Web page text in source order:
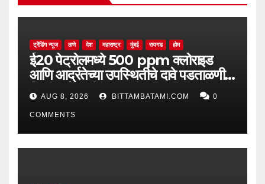
ट्रेंडिंग न्यूज ठाणे देश महाराष्ट्र मुंबई रायगड होम
ई20 पेट्रोलमध्ये 500 ppm क्लोराइड
आणि आर्द्रतेच्या उपस्थितीचे दावे पडताळणीत
सिद्ध झाले नाहीत
AUG 8, 2026 BITTAMBATAMI.COM 0
COMMENTS